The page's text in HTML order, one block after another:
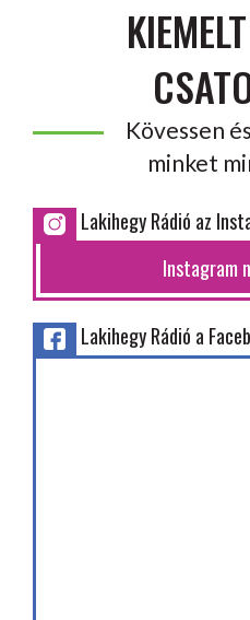
Kövessen
minket
Lakihegy Rádió az
Instagram
Lakihegy Rádió a